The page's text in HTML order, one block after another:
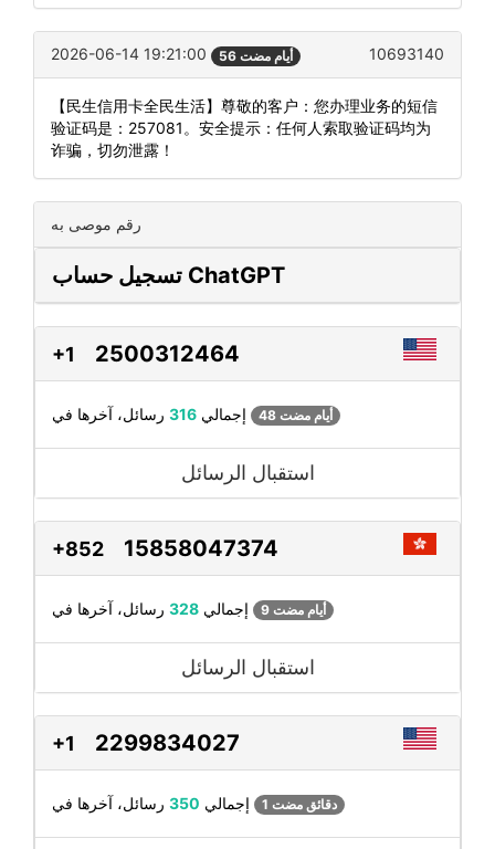
2026-06-14 19:21:00 56 أيام مضت 10693140
【民生信用卡全民生活】尊敬的客户：您办理业务的短信
验证码是：257081。安全提示：任何人索取验证码均为
诈骗，切勿泄露！
رقم موصى به
تسجيل حساب ChatGPT
+1 2500312464
إجمالي 316 48 أيام مضت
استقبال الرسائل
+852 15858047374
إجمالي 328 9 أيام مضت
استقبال الرسائل
+1 2299834027
إجمالي 350 1 دقائق مضت